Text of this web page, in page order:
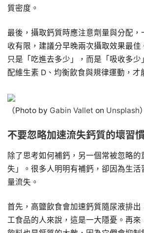
質密度。
最後，攝取鈣質時應注意劑量與分配，
收有限，建議分早晚兩次攝取效果最
只是「吃進去多少」，而是「吸收多
配維生素 D、均衡飲食與規律運動，才
（Photo by Gabin Vallet on Unsplash）
不要忽略加速流失鈣質的壞習
除了思考如何補鈣，另一個常被忽略
失」。很多人明明有補鈣，卻因為生活
量流失。
首先，高鹽飲食會加速鈣質隨尿液排出
工食品的人來說，這是一大隱憂。再